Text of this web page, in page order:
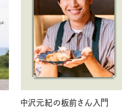
中沢元紀の板前さん入門